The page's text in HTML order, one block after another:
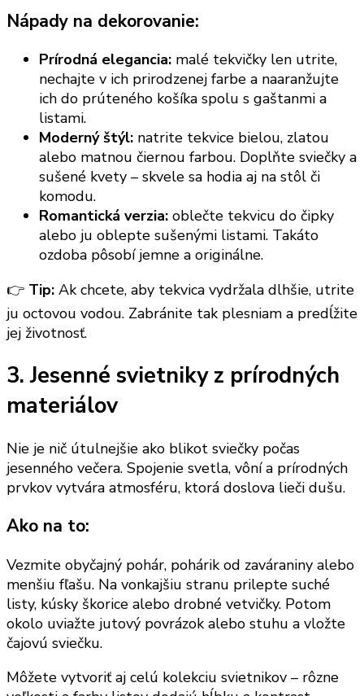
Nápady na dekorovanie:
Prírodná elegancia: malé tekvičky len utrite,
nechajte v ich prirodzenej farbe a naaranžujte
ich do prúteného košíka spolu s gaštanmi a
listami.
Moderný štýl: natrite tekvice bielou, zlatou
alebo matnou čiernou farbou. Doplňte sviečky a
sušené kvety – skvele sa hodia aj na stôl či
komodu.
Romantická verzia: oblečte tekvicu do čipky
alebo ju oblepte sušenými listami. Takáto
ozdoba pôsobí jemne a originálne.
👉 Tip: Ak chcete, aby tekvica vydržala dlhšie, utrite
ju octovou vodou. Zabránite tak plesniam a predĺžite
jej životnosť.
3. Jesenné svietniky z prírodných
materiálov
Nie je nič útulnejšie ako blikot sviečky počas
jesenného večera. Spojenie svetla, vôní a prírodných
prvkov vytvára atmosféru, ktorá doslova lieči dušu.
Ako na to:
Vezmite obyčajný pohár, pohárik od zaváraniny alebo
menšiu fľašu. Na vonkajšiu stranu prilepte suché
listy, kúsky škorice alebo drobné vetvičky. Potom
okolo uviažte jutový povrázok alebo stuhu a vložte
čajovú sviečku.
Môžete vytvoriť aj celú kolekciu svietnikov – rôzne